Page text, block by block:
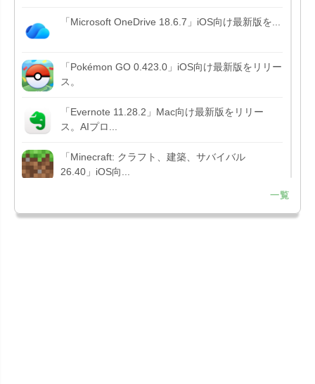
「Microsoft OneDrive 18.6.7」iOS向け最新版を...
「Pokémon GO 0.423.0」iOS向け最新版をリリー
ス。
「Evernote 11.28.2」Mac向け最新版をリリー
ス。AIプロ...
「Minecraft: クラフト、建築、サバイバル
26.40」iOS向...
151.0.7922....
一覧